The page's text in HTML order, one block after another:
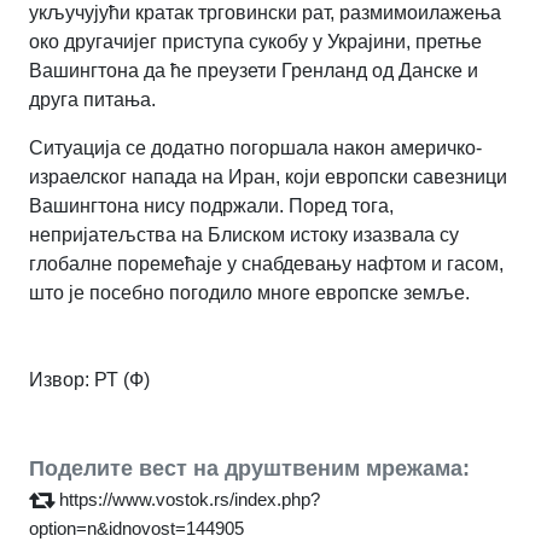
укључујући кратак трговински рат, размимоилажења
око другачијег приступа сукобу у Украјини, претње
Вашингтона да ће преузети Гренланд од Данске и
друга питања.
Ситуација се додатно погоршала након америчко-
израелског напада на Иран, који европски савезници
Вашингтона нису подржали. Поред тога,
непријатељства на Блиском истоку изазвала су
глобалне поремећаје у снабдевању нафтом и гасом,
што је посебно погодило многе европске земље.
Извор: РТ (Ф)
Поделите вест на друштвеним мрежама:
https://www.vostok.rs/index.php?
option=n&idnovost=144905